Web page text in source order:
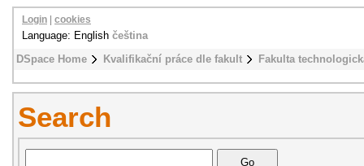
DSpace Home Kvalifikační práce dle fakult Fakulta
Login cookies
Language: English čeština
Search